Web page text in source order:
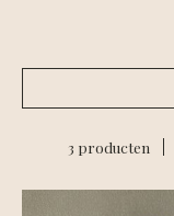
3 producten